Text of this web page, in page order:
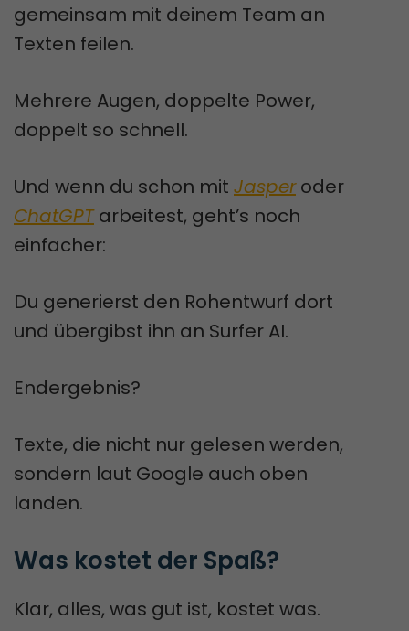
gemeinsam mit deinem Team an
Texten feilen.
Mehrere Augen, doppelte Power,
doppelt so schnell.
Und wenn du schon mit Jasperoder
ChatGPTarbeitest, geht’s noch
einfacher:
Du generierst den Rohentwurf dort
und übergibst ihn an Surfer AI.
Endergebnis?
Texte, die nicht nur gelesen werden,
sondern laut Google auch oben
landen.
Was kostet der Spaß?
Klar, alles, was gut ist, kostet was.